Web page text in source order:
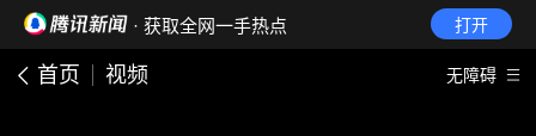
· 获取全网一手热点 打开
首页 视频 无障碍